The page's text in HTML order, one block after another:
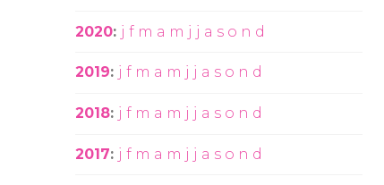
2020: j f m a m j j a s o n d
2019: j f m a m j j a s o n d
2018: j f m a m j j a s o n d
2017: j f m a m j j a s o n d